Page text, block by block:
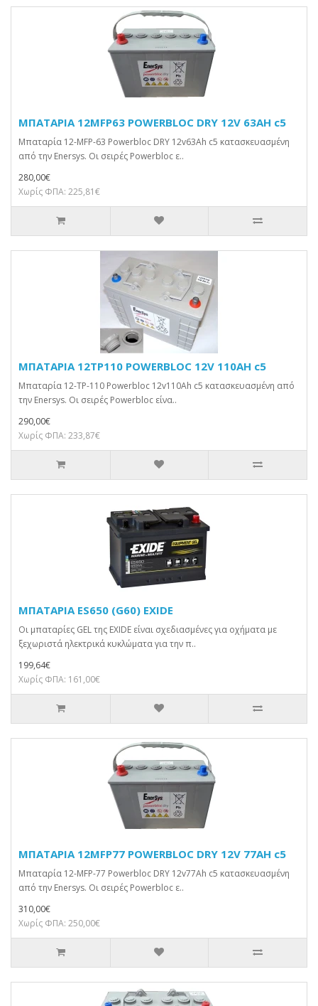
ΜΠΑΤΑΡΙΑ 12MFP63 POWERBLOC DRY 12V 63AH c5
Μπαταρία 12-MFP-63 Powerbloc DRY 12v63Ah c5 κατασκευασμένη
από την Enersys. Οι σειρές Powerbloc ε..
280,00€
Χωρίς ΦΠΑ: 225,81€
ΜΠΑΤΑΡΙΑ 12TP110 POWERBLOC 12V 110AH c5
Μπαταρία 12-TP-110 Powerbloc 12v110Ah c5 κατασκευασμένη από
την Enersys. Οι σειρές Powerbloc είνα..
290,00€
Χωρίς ΦΠΑ: 233,87€
ΜΠΑΤΑΡΙΑ ES650 (G60) EXIDE
Οι μπαταρίες GEL της EXIDE είναι σχεδιασμένες για οχήματα με
ξεχωριστά ηλεκτρικά κυκλώματα για την π..
199,64€
Χωρίς ΦΠΑ: 161,00€
ΜΠΑΤΑΡΙΑ 12MFP77 POWERBLOC DRY 12V 77AH c5
Μπαταρία 12-MFP-77 Powerbloc DRY 12v77Ah c5 κατασκευασμένη
από την Enersys. Οι σειρές Powerbloc ε..
310,00€
Χωρίς ΦΠΑ: 250,00€